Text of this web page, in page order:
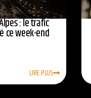
: le trafic
ce week-end
LIRE PLUS